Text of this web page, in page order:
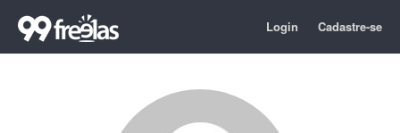
Login Cadastre-se